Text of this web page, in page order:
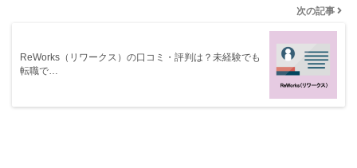
次の記事
ReWorks（リワークス）の口コミ・評判は？未経験でも
転職で…